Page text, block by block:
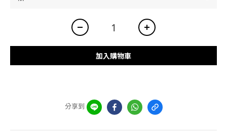
加入購物車
分享到